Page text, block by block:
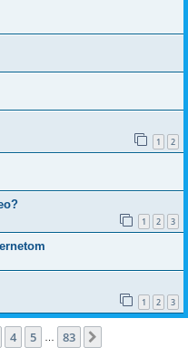
1 2
1 2 3
1 2 3
4 5 83